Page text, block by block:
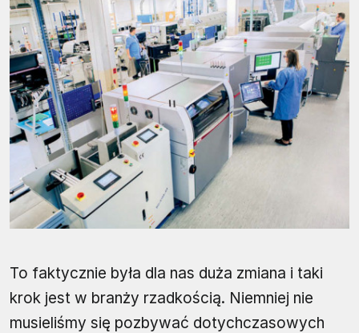
To faktycznie była dla nas duża zmiana i taki
krok jest w branży rzadkością. Niemniej nie
musieliśmy się pozbywać dotychczasowych